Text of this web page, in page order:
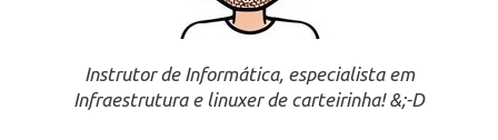
Instrutor de Informática, especialista em
Infraestrutura e linuxer de carteirinha! &;-D